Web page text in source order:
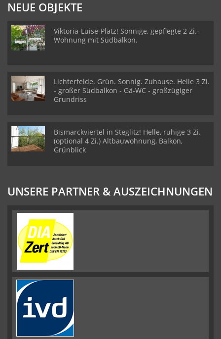
NEUE OBJEKTE
Viktoria-Luise-Platz! Sonnige, gepflegte 2 Zi.-
Wohnung mit Südbalkon.
Lichterfelde. Grün. Sonnig. Zuhause. Helle 3 Zi.
- großer Südbalkon - Gä-WC - großzügiger
Grundriss
Bismarckviertel in Steglitz! Helle, ruhige 3 Zi.
(optional 4 Zi.) Altbauwohnung, Balkon,
Grünblick
UNSERE PARTNER & AUSZEICHNUNGEN